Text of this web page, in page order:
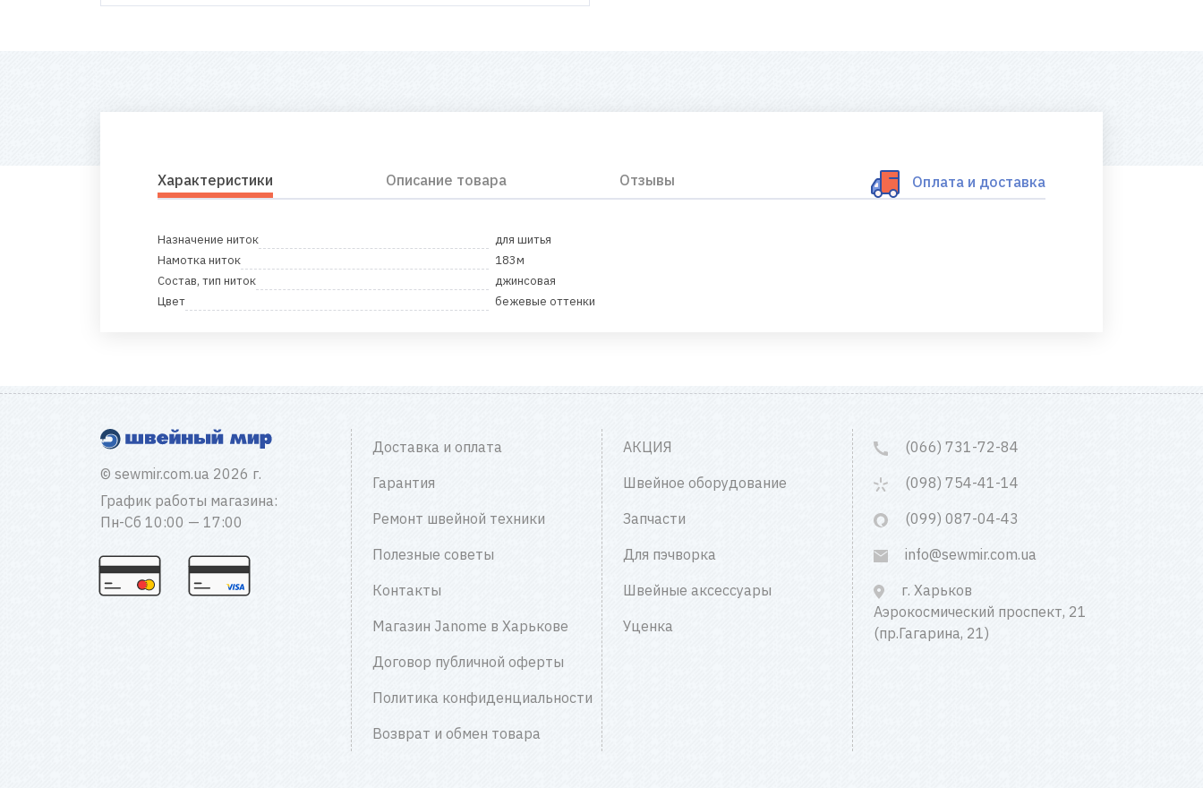
Характеристики Описание товара Отзывы Оплата и доставка
Назначение ниток
для шитья
Намотка ниток
183м
Состав, тип ниток
джинсовая
Цвет
бежевые оттенки
© sewmir.com.ua 2026 г.
График работы магазина:
Пн-Сб 10:00 — 17:00
Доставка и оплата
Гарантия
Ремонт швейной техники
Полезные советы
Контакты
Магазин Janome в Харькове
Договор публичной оферты
Политика конфиденциальности
Возврат и обмен товара
АКЦИЯ
Швейное оборудование
Запчасти
Для пэчворка
Швейные аксессуары
Уценка
(066) 731-72-84
(098) 754-41-14
(099) 087-04-43
info@sewmir.com.ua
г. Харьков
Аэрокосмический проспект, 21
(пр.Гагарина, 21)